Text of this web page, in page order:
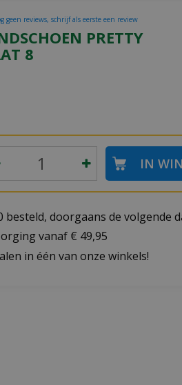
PRETTY
8
geen reviews, schrijf als eerste een review
besteld, doorgaans de volgende
vanaf € 49,95
in één van onze winkels!